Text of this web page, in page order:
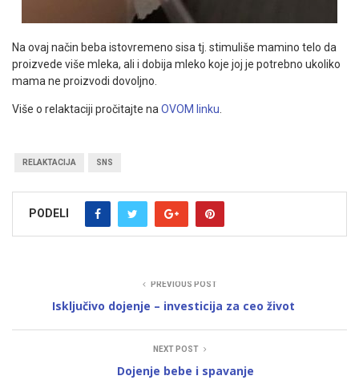
Na ovaj način beba istovremeno sisa tj. stimuliše mamino telo da
proizvede više mleka, ali i dobija mleko koje joj je potrebno ukoliko
mama ne proizvodi dovoljno.
Više o relaktaciji pročitajte naOVOM linku.
RELAKTACIJA SNS
PODELI
PREVIOUS POST
Isključivo dojenje – investicija za ceo život
NEXT POST
Dojenje bebe i spavanje